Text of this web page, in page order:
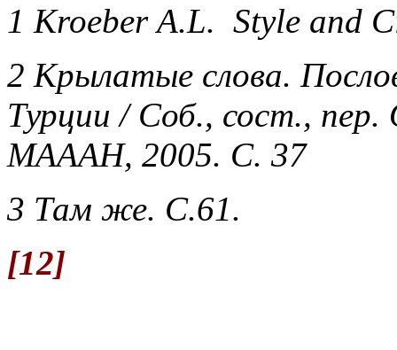
1 Кroeber А.L. Style and
2 Крылатые слова.
Турции / Соб., сост.,
МАААН, 2005. С. 37
3 Там же. С.61.
[12]